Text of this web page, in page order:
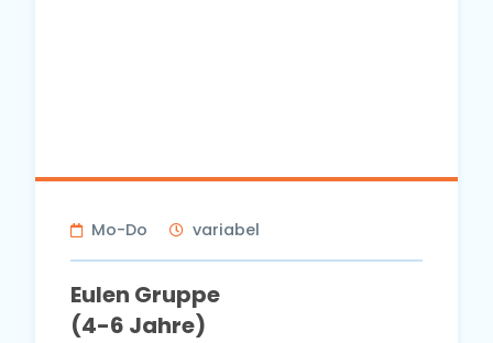
Mo-Do variabel
Eulen Gruppe
(4-6 Jahre)